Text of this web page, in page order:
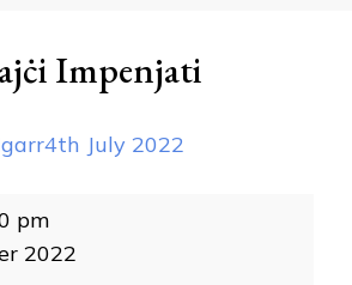
Impenjati
4th July 2022
pm
2022